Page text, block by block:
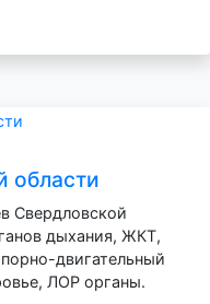
области
Свердловской
дыхания, ЖКТ,
двигательный
ЛОР органы.